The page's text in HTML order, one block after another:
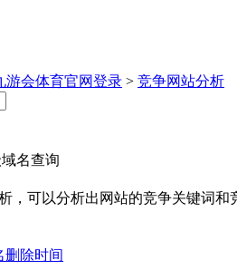
游会体育官网登录 > 竞争网站分析
名查询
，可以分析出网站的竞争关键词和
删除时间